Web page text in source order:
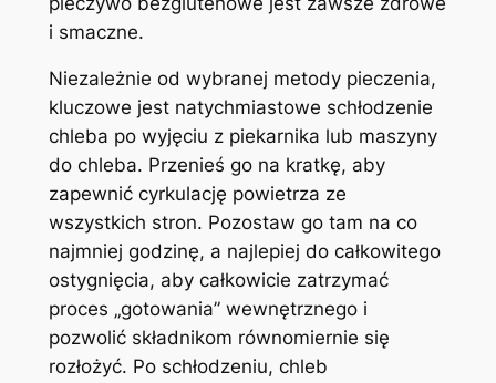
i smaczne.
Niezależnie od wybranej metody pieczenia,
kluczowe jest natychmiastowe schłodzenie
chleba po wyjęciu z piekarnika lub maszyny
do chleba. Przenieś go na kratkę, aby
zapewnić cyrkulację powietrza ze
wszystkich stron. Pozostaw go tam na co
najmniej godzinę, a najlepiej do całkowitego
ostygnięcia, aby całkowicie zatrzymać
proces „gotowania” wewnętrznego i
pozwolić składnikom równomiernie się
rozłożyć. Po schłodzeniu, chleb